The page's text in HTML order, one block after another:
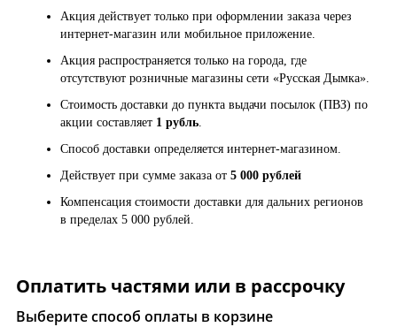
Акция действует только при оформлении заказа через
интернет-магазин или мобильное приложение.
Акция распространяется только на города, где
отсутствуют розничные магазины сети «Русская Дымка».
Стоимость доставки до пункта выдачи посылок (ПВЗ) по
акции составляет 1 рубль
Способ доставки определяется интернет-магазином.
Действует при сумме заказа от 5 000 рублей
Компенсация стоимости доставки для дальних регионов
в пределах 5 000 рублей.
Оплатить частями или в рассрочку
Выберите способ оплаты в корзине